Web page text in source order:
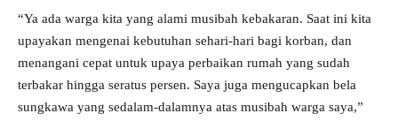
“Ya ada warga kita yang alami musibah kebakaran. Saat ini kita
upayakan mengenai kebutuhan sehari-hari bagi korban, dan
menangani cepat untuk upaya perbaikan rumah yang sudah
terbakar hingga seratus persen. Saya juga mengucapkan bela
sungkawa yang sedalam-dalamnya atas musibah warga saya,”